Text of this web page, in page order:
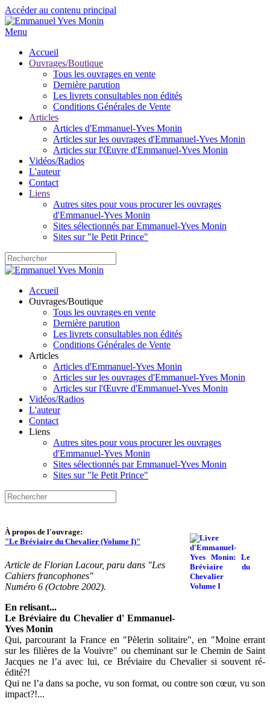
Accéder au contenu principal
Menu
Accueil
Ouvrages/Boutique
Tous les ouvrages en vente
Dernière parution
Les livrets consultables non édités
Conditions Générales de Vente
Articles
Articles d'Emmanuel-Yves Monin
Articles sur les ouvrages d'Emmanuel-Yves Monin
Articles sur l'Œuvre d'Emmanuel-Yves Monin
Vidéos/Radios
L'auteur
Contact
Liens
Autres sites pour vous procurer les ouvrages
d'Emmanuel-Yves Monin
Sites sélectionnés par Emmanuel-Yves Monin
Sites sur "le Petit Prince"
Accueil
Ouvrages/Boutique
Tous les ouvrages en vente
Dernière parution
Les livrets consultables non édités
Conditions Générales de Vente
Articles
Articles d'Emmanuel-Yves Monin
Articles sur les ouvrages d'Emmanuel-Yves Monin
Articles sur l'Œuvre d'Emmanuel-Yves Monin
Vidéos/Radios
L'auteur
Contact
Liens
Autres sites pour vous procurer les ouvrages
d'Emmanuel-Yves Monin
Sites sélectionnés par Emmanuel-Yves Monin
Sites sur "le Petit Prince"
À propos de l'ouvrage:
"Le Bréviaire du Chevalier (Volume I)"
Article de Florian Lacour, paru dans "Les
Cahiers francophones"
Numéro 6 (Octobre 2002).
En relisant...
Le Bréviaire du Chevalier d' Emmanuel-
Yves Monin
Qui, parcourant la France en "Pèlerin solitaire", en "Moine errant
sur les filières de la Vouivre" ou cheminant sur le Chemin de Saint
Jacques ne l’a avec lui, ce Bréviaire du Chevalier si souvent ré-
édité?!
Qui ne l’a dans sa poche, vu son format, ou contre son cœur, vu son
impact?!...